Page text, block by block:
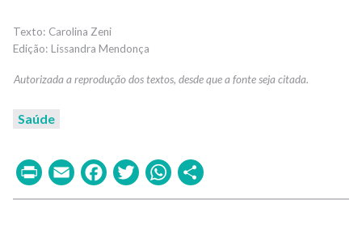
Carolina Zeni
Lissandra Mendonça
Saúde
PrintEmailFacebook
TwitterWhatsApp